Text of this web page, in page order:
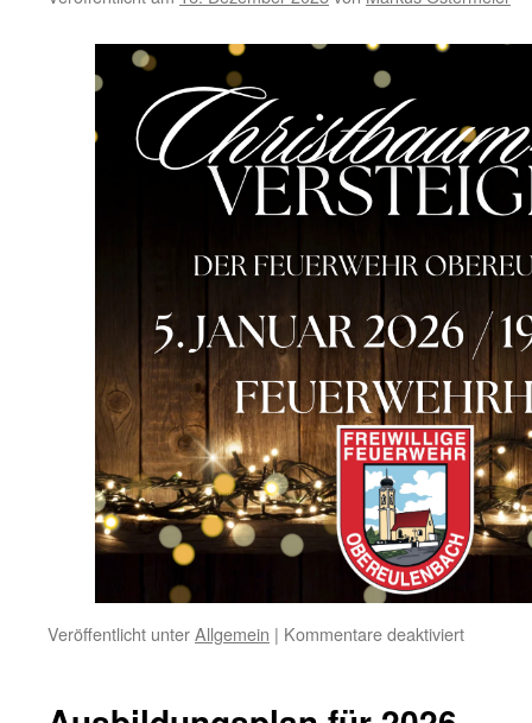
Veröffentlicht unterAllgemein | Kommentare deaktiviertfür